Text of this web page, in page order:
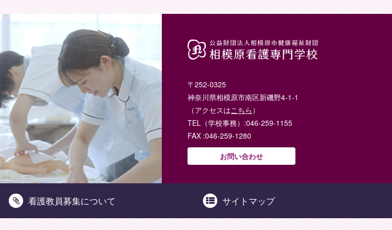
〒252-0325
神奈川県相模原市南区新磯野4-1-1
（アクセスはこちら ）
TEL（学校事務）:046-259-1155
FAX :046-259-1280
お問い合わせ
看護教員募集について サイトマップ